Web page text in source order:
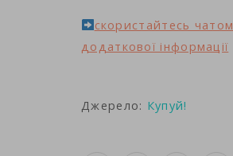
cкористайтесь
додаткової інформації
Джерело: Купуй!